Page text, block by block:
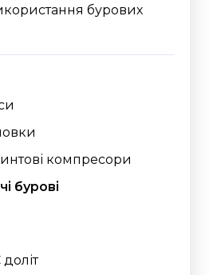
бурових
компресори
бурові